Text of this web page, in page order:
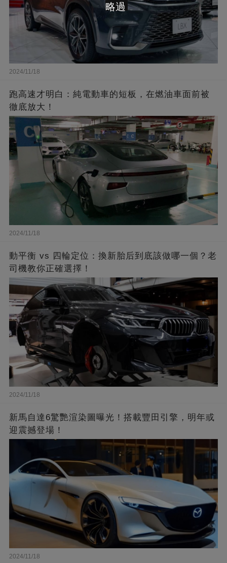
2024/11/18
跑高速才明白：純電動車的短板，在燃油車面前被
徹底放大！
2024/11/18
動平衡 vs 四輪定位：換新胎后到底該做哪一個？老
司機教你正確選擇！
2024/11/18
新馬自達6驚艷渲染圖曝光！搭載豐田引擎，明年或
迎震撼登場！
2024/11/18
略過